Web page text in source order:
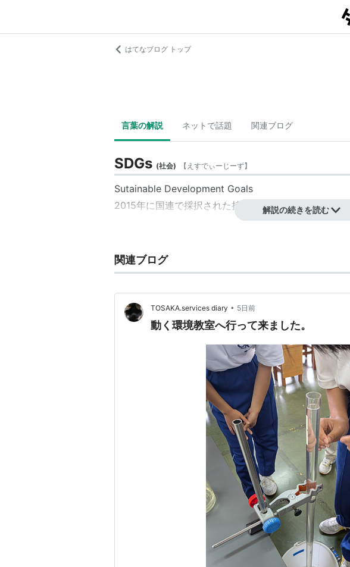
はてなブログ トップ
言葉の解説 ネットで話題 関連ブログ
SDGs (社会) 【 えすでぃーじーず】
Sutainable Development Goals
2015年に国連で採択された持続可能な開発目標のこと。
解説の続きを読む
関連ブログ
TOSAKA.services diary • 5日前
動く環境教室へ行って来ました。